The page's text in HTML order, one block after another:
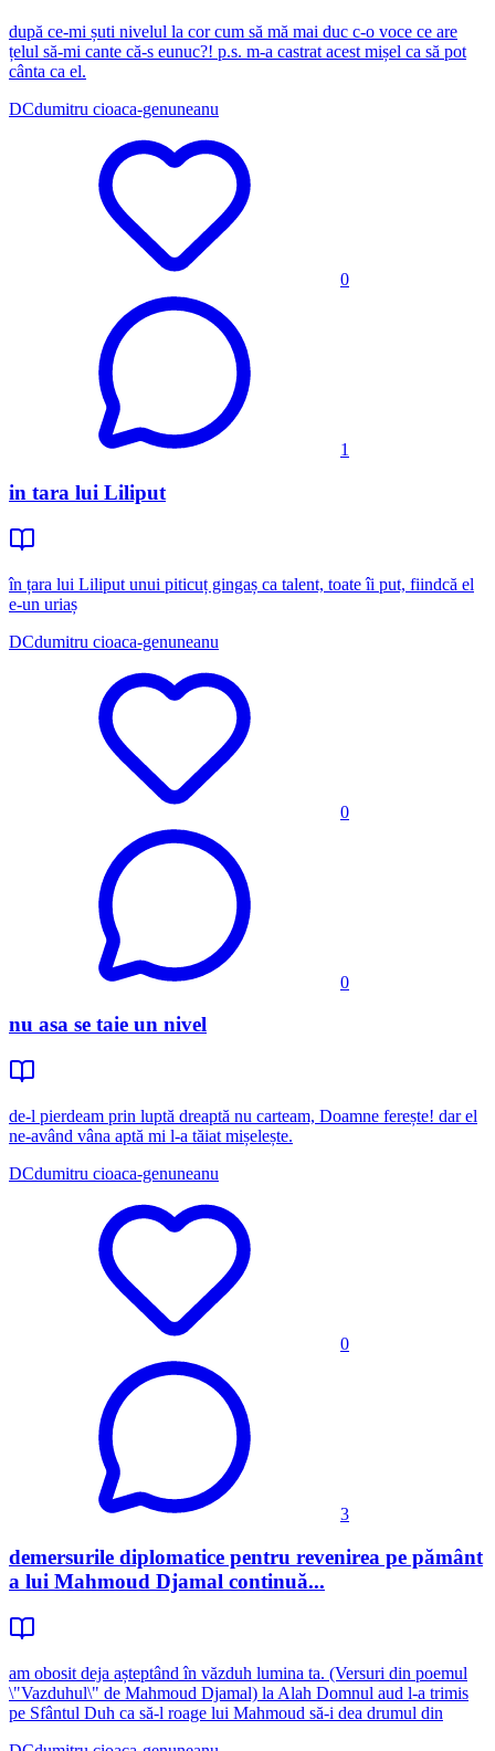
după ce-mi șuti nivelul la cor cum să mă mai duc c-o voce ce are
țelul să-mi cante că-s eunuc?! p.s. m-a castrat acest mișel ca să pot
cânta ca el.
DCdumitru cioaca-genuneanu
0
1
in tara lui Liliput
în țara lui Liliput unui piticuț gingaș ca talent, toate îi put, fiindcă el
e-un uriaș
DCdumitru cioaca-genuneanu
0
0
nu asa se taie un nivel
de-l pierdeam prin luptă dreaptă nu carteam, Doamne ferește! dar el
ne-având vâna aptă mi l-a tăiat mișelește.
DCdumitru cioaca-genuneanu
0
3
demersurile diplomatice pentru revenirea pe pământ
a lui Mahmoud Djamal continuă...
am obosit deja așteptând în văzduh lumina ta. (Versuri din poemul
\"Vazduhul\" de Mahmoud Djamal) la Alah Domnul aud l-a trimis
pe Sfântul Duh ca să-l roage lui Mahmoud să-i dea drumul din